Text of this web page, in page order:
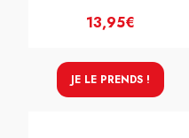
13,95€
JE LE PRENDS !